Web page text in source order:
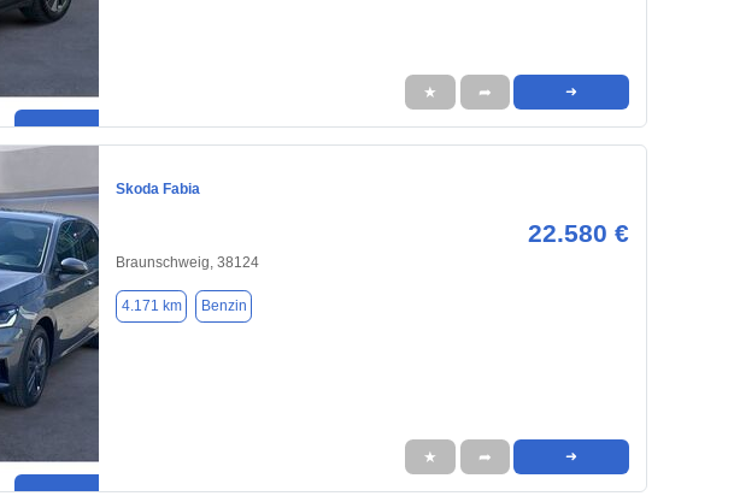
★ ➦ ➜
Skoda Fabia
22.580 €
Braunschweig, 38124
4.171 km Benzin
★ ➦ ➜